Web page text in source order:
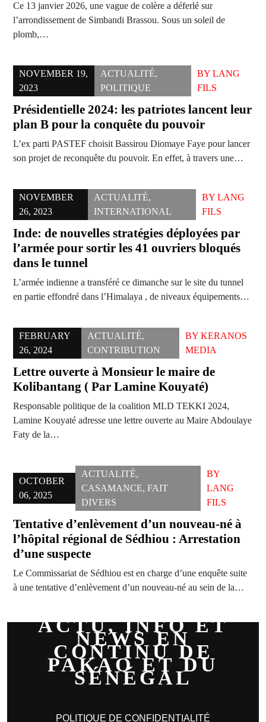
Ce 13 janvier 2026, une vague de colère a déferlé sur
l’arrondissement de Simbandi Brassou. Sous un soleil de
plomb,…
NOVEMBER 19,
2023
ACTUALITÉ,
POLITIQUE
BY LANG
FILS
Présidentielle 2024: les patriotes lancent leur
plan B pour la conquête du pouvoir
L’ex parti PASTEF choisit Bassirou Diomaye Faye pour lancer
son projet de reconquête du pouvoir. En effet, à travers une…
NOVEMBER
26, 2023
ACTUALITÉ,
INTERNATIONAL
BY LANG
FILS
Inde: de nouvelles stratégies déployées par
l’armée pour sortir les 41 ouvriers bloqués
dans le tunnel
L’armée indienne a transféré ce dimanche sur le site du tunnel
en partie effondré dans l’Himalaya , de niveaux équipements…
FEBRUARY
26, 2024
ACTUALITÉ,
CONTRIBUTION
BY KERANOS
MEDIA
Lettre ouverte à Monsieur le maire de
Kolibantang ( Par Lamine Kouyaté)
Responsable politique de la coalition MLD TEKKI 2024,
Lamine Kouyaté adresse une lettre ouverte au Maire Abdoulaye
Faty de la…
OCTOBER
06, 2025
ACTUALITÉ,
CASAMANCE, FAIT
DIVERS
BY
LANG
FILS
Tentative d’enlèvement d’un nouveau-né à
l’hôpital régional de Sédhiou : Arrestation
d’une suspecte
Le Commissariat de Sédhiou est en charge d’une enquête suite
à une tentative d’enlèvement d’un nouveau-né au sein de la…
ACTU, INFO ET
NEWS EN
CONTINU DE
PAKAO ET DU
SÉNÉGAL
POLITIQUE DE CONFIDENTIALITÉ